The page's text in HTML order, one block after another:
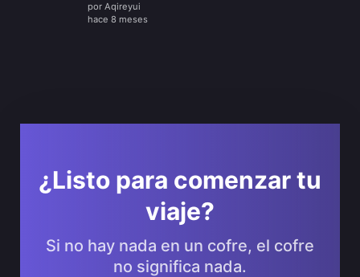
por Aqireyui
hace 8 meses
¿Listo para comenzar tu
viaje?
Si no hay nada en un cofre, el cofre
no significa nada.